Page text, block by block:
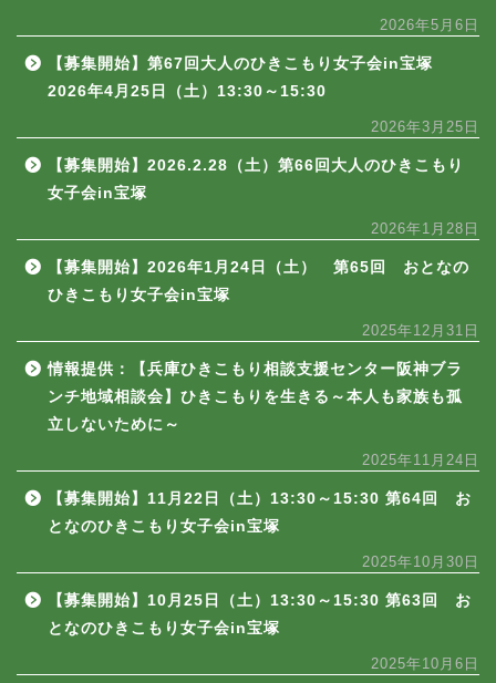
2026年5月6日
【募集開始】第67回大人のひきこもり女子会in宝塚
2026年4月25日（土）13:30～15:30
2026年3月25日
【募集開始】2026.2.28（土）第66回大人のひきこもり
女子会in宝塚
2026年1月28日
【募集開始】2026年1月24日（土） 第65回 おとなの
ひきこもり女子会in宝塚
2025年12月31日
情報提供：【兵庫ひきこもり相談支援センター阪神ブラ
ンチ地域相談会】ひきこもりを生きる～本人も家族も孤
立しないために～
2025年11月24日
【募集開始】11月22日（土）13:30～15:30 第64回 お
となのひきこもり女子会in宝塚
2025年10月30日
【募集開始】10月25日（土）13:30～15:30 第63回 お
となのひきこもり女子会in宝塚
2025年10月6日